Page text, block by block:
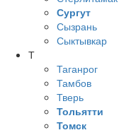
Сургут
Сызрань
Сыктывкар
Т
Таганрог
Тамбов
Тверь
Тольятти
Томск